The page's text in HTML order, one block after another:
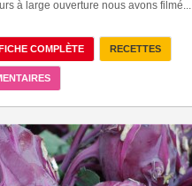
à large ouverture nous avons filmé...
COMPLÈTE RECETTES